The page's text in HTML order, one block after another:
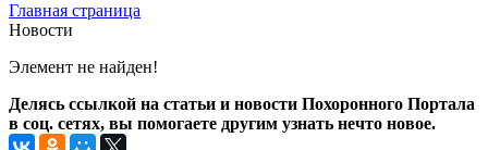
Главная страница
Новости
Элемент не найден!
Делясь ссылкой на статьи и новости Похоронного Портала
в соц. сетях, вы помогаете другим узнать нечто новое.